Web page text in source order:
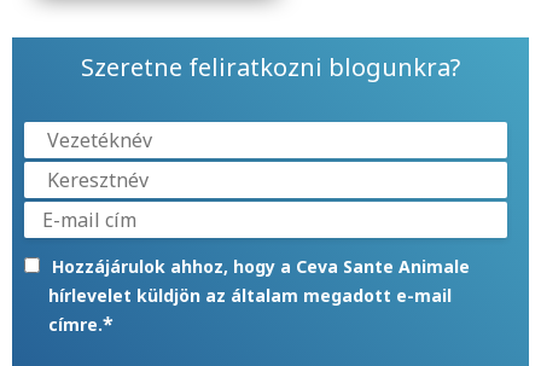
Szeretne feliratkozni blogunkra?
Hozzájárulok ahhoz, hogy a Ceva Sante Animale
hírlevelet küldjön az általam megadott e-mail
címre.*